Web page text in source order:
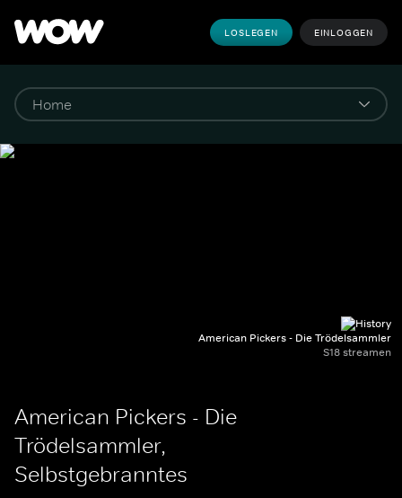
LOSLEGEN EINLOGGEN
American Pickers - Die Trödelsammler
S18 streamen
American Pickers - Die
Trödelsammler,
Selbstgebranntes